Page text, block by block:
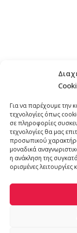
Για να παρέχουμε την
τεχνολογίες όπως
σε πληροφορίες
τεχνολογίες θα μας
προσωπικού
μοναδικά
η ανάκληση της
ορισμένες λειτουργίες
ΤΗΛΕΦΩΝΟ: +30 211
EMAIL: